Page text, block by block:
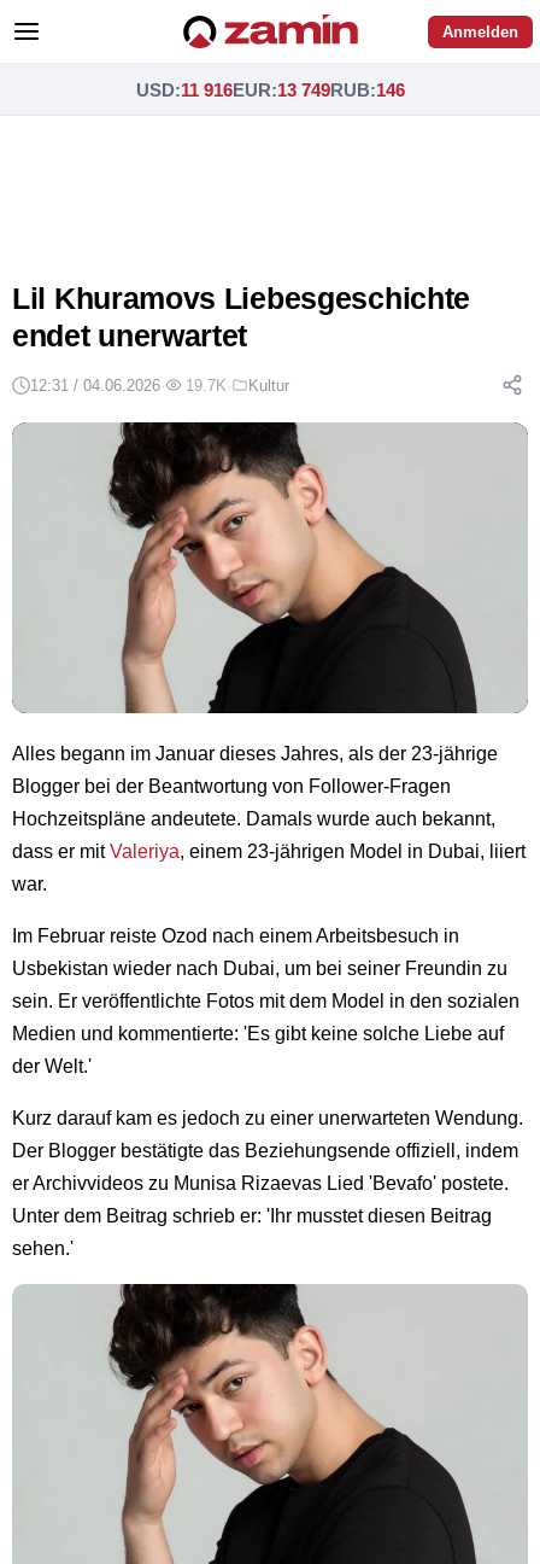
Anmelden
USD:11 916EUR:13 749RUB:146
Lil Khuramovs Liebesgeschichte
endet unerwartet
12:31 / 04.06.2026· 19.7K· Kultur
Alles begann im Januar dieses Jahres, als der 23-jährige
Blogger bei der Beantwortung von Follower-Fragen
Hochzeitspläne andeutete. Damals wurde auch bekannt,
dass er mitValeriya, einem 23-jährigen Model in Dubai, liiert
war.
Im Februar reiste Ozod nach einem Arbeitsbesuch in
Usbekistan wieder nach Dubai, um bei seiner Freundin zu
sein. Er veröffentlichte Fotos mit dem Model in den sozialen
Medien und kommentierte: 'Es gibt keine solche Liebe auf
der Welt.'
Kurz darauf kam es jedoch zu einer unerwarteten Wendung.
Der Blogger bestätigte das Beziehungsende offiziell, indem
er Archivvideos zu Munisa Rizaevas Lied 'Bevafo' postete.
Unter dem Beitrag schrieb er: 'Ihr musstet diesen Beitrag
sehen.'